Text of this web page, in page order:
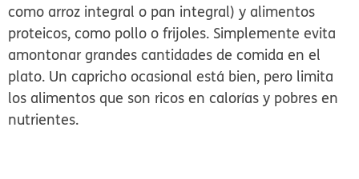
como arroz integral o pan integral) y alimentos
proteicos, como pollo o frijoles. Simplemente evita
amontonar grandes cantidades de comida en el
plato. Un capricho ocasional está bien, pero limita
los alimentos que son ricos en calorías y pobres en
nutrientes.